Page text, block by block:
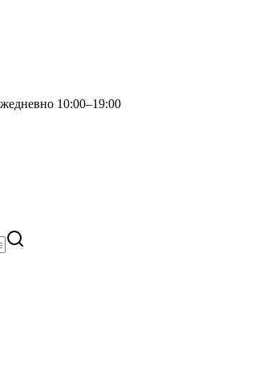
10:00–19:00